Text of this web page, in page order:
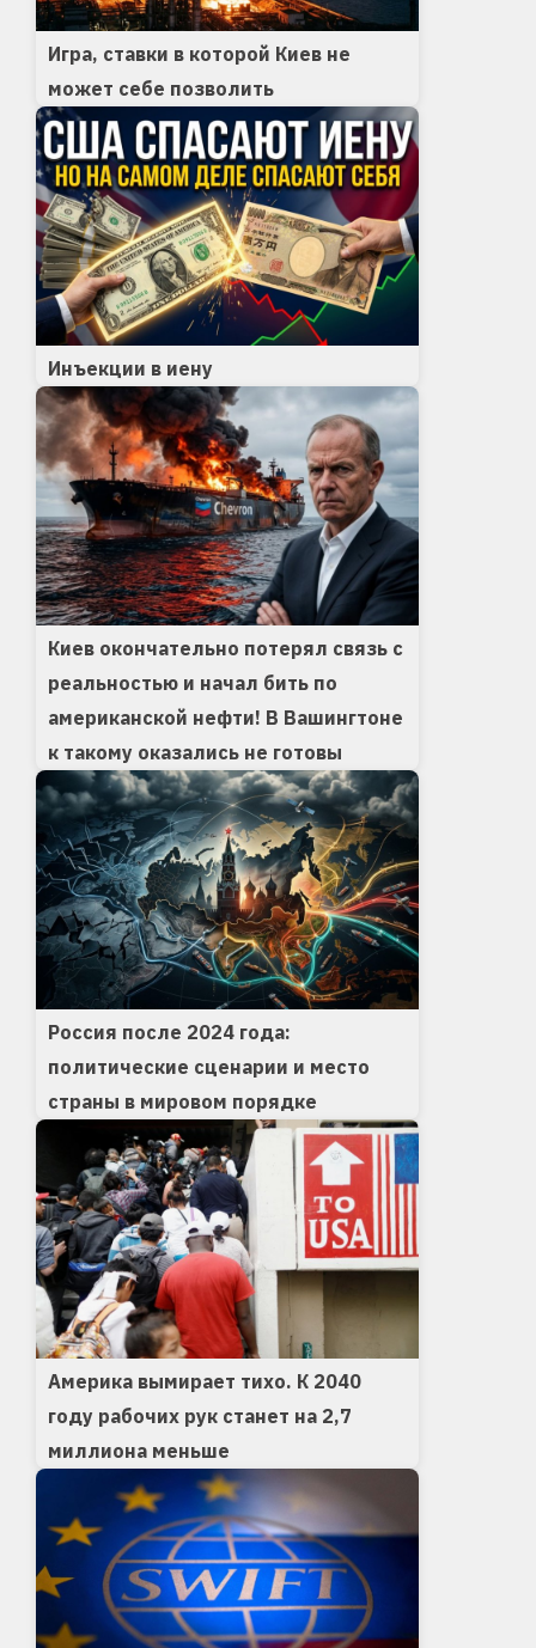
Игра, ставки в которой Киев не
может себе позволить
Инъекции в иену
Киев окончательно потерял связь с
реальностью и начал бить по
американской нефти! В Вашингтоне
к такому оказались не готовы
Россия после 2024 года:
политические сценарии и место
страны в мировом порядке
Америка вымирает тихо. К 2040
году рабочих рук станет на 2,7
миллиона меньше